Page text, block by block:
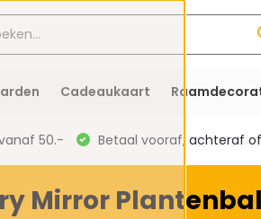
Cadeaukaart
50.- Betaal vooraf, achteraf of
Mirror